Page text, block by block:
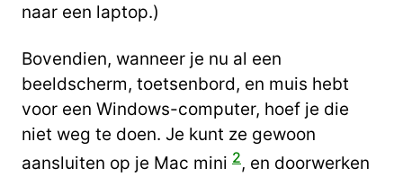
naar een laptop.)
Bovendien, wanneer je nu al een
beeldscherm, toetsenbord, en muis hebt
voor een Windows-computer, hoef je die
niet weg te doen. Je kunt ze gewoon
aansluiten op je Mac mini 2, en doorwerken